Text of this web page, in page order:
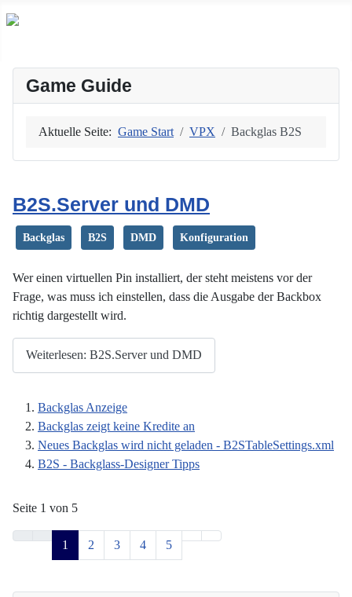
Game Guide
Aktuelle Seite: Game Start VPX Backglas B2S
B2S.Server und DMD
Backglas B2S DMD Konfiguration
Wer einen virtuellen Pin installiert, der steht meistens vor der
Frage, was muss ich einstellen, dass die Ausgabe der Backbox
richtig dargestellt wird.
Weiterlesen: B2S.Server und DMD
Backglas Anzeige
Backglas zeigt keine Kredite an
Neues Backglas wird nicht geladen - B2STableSettings.xml
B2S - Backglass-Designer Tipps
Seite 1 von 5
1 2 3 4 5